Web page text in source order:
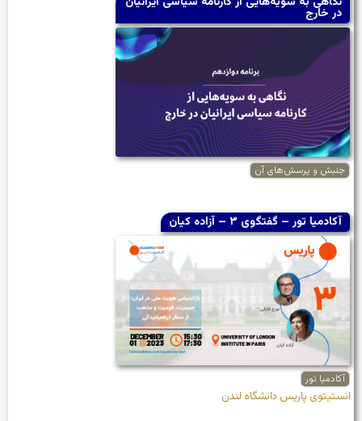
در خارج
جنبش و پرسش‌های آن
آکادمیا تور – گفتگوی ۳ – آزاده کیان
آکادمیا تور
انستیتوی پاریس دانشگاه لندن